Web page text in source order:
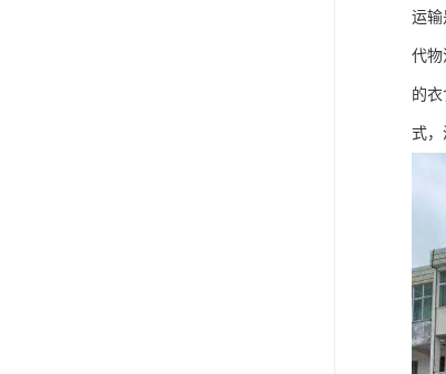
运输
代物
的
式，